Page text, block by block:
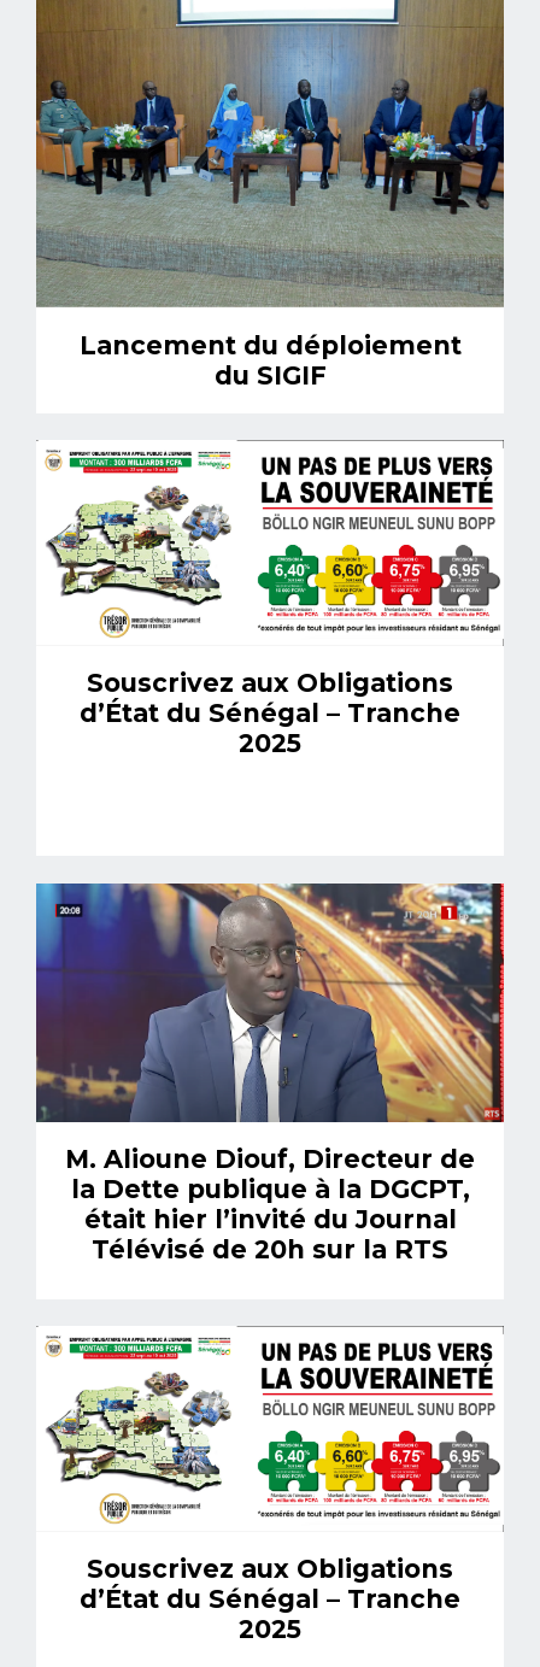
Lancement du déploiement
du SIGIF
Souscrivez aux Obligations
d’État du Sénégal – Tranche
2025
M. Alioune Diouf, Directeur de
la Dette publique à la DGCPT,
était hier l’invité du Journal
Télévisé de 20h sur la RTS
Souscrivez aux Obligations
d’État du Sénégal – Tranche
2025